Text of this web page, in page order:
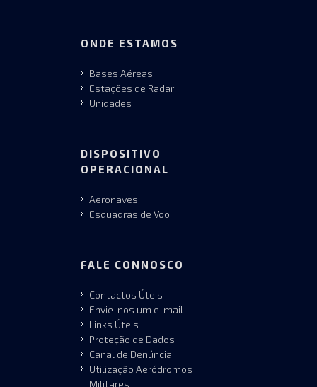
ONDE ESTAMOS
Bases Aéreas
Estações de Radar
Unidades
DISPOSITIVO
OPERACIONAL
Aeronaves
Esquadras de Voo
FALE CONNOSCO
Contactos Úteis
Envie-nos um e-mail
Links Úteis
Proteção de Dados
Canal de Denúncia
Utilização Aeródromos
Militares